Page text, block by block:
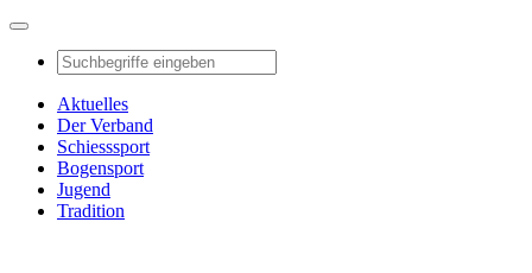
Aktuelles
Der Verband
Schiesssport
Bogensport
Jugend
Tradition